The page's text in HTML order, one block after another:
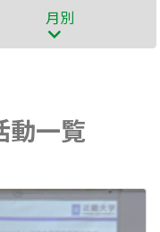
月別
動一覧